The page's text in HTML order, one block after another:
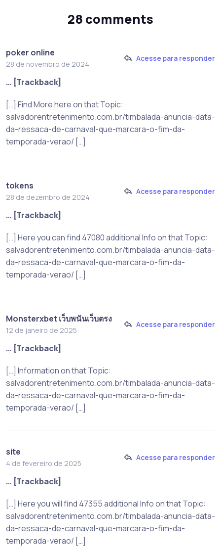
28 comments
poker online
28 de novembro de 2024
Acesse para responder
… [Trackback]
[…] Find More here on that Topic:
salvadorentretenimento.com.br/timbalada-anuncia-data-
da-ressaca-de-carnaval-que-marcara-o-fim-da-
temporada-verao/ […]
tokens
28 de dezembro de 2024
Acesse para responder
… [Trackback]
[…] Here you can find 47080 additional Info on that Topic:
salvadorentretenimento.com.br/timbalada-anuncia-data-
da-ressaca-de-carnaval-que-marcara-o-fim-da-
temporada-verao/ […]
Monsterxbet เว็บพนันเว็บตรง
12 de janeiro de 2025
Acesse para responder
… [Trackback]
[…] Information on that Topic:
salvadorentretenimento.com.br/timbalada-anuncia-data-
da-ressaca-de-carnaval-que-marcara-o-fim-da-
temporada-verao/ […]
site
4 de fevereiro de 2025
Acesse para responder
… [Trackback]
[…] Here you will find 47355 additional Info on that Topic:
salvadorentretenimento.com.br/timbalada-anuncia-data-
da-ressaca-de-carnaval-que-marcara-o-fim-da-
temporada-verao/ […]